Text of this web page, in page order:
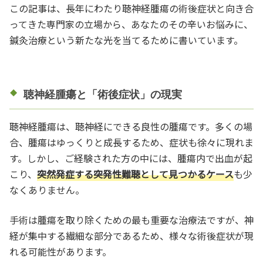
この記事は、長年にわたり聴神経腫瘍の術後症状と向き合
ってきた専門家の立場から、あなたのその辛いお悩みに、
鍼灸治療という新たな光を当てるために書いています。
聴神経腫瘍と「術後症状」の現実
聴神経腫瘍は、聴神経にできる良性の腫瘍です。多くの場
合、腫瘍はゆっくりと成長するため、症状も徐々に現れま
す。しかし、ご経験された方の中には、腫瘍内で出血が起
こり、 突然発症する突発性難聴として見つかるケースも少
なくありません。
手術は腫瘍を取り除くための最も重要な治療法ですが、神
経が集中する繊細な部分であるため、様々な術後症状が現
れる可能性があります。